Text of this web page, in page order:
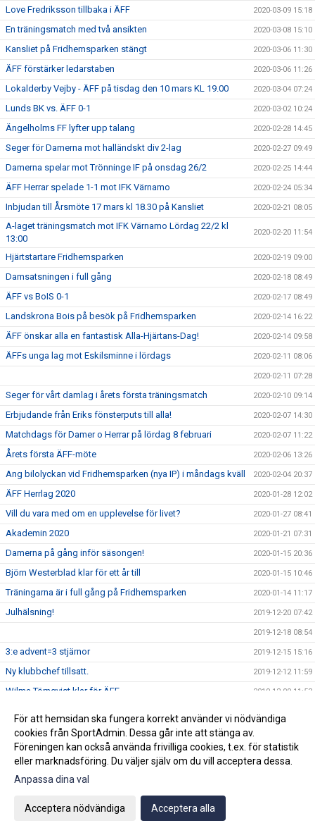
Love Fredriksson tillbaka i ÄFF 2020-03-09 15:18
En träningsmatch med två ansikten 2020-03-08 15:10
Kansliet på Fridhemsparken stängt 2020-03-06 11:30
ÄFF förstärker ledarstaben 2020-03-06 11:26
Lokalderby Vejby - ÄFF på tisdag den 10 mars KL 19.00 2020-03-04 07:24
Lunds BK vs. ÄFF 0-1 2020-03-02 10:24
Ängelholms FF lyfter upp talang 2020-02-28 14:45
Seger för Damerna mot halländskt div 2-lag 2020-02-27 09:49
Damerna spelar mot Trönninge IF på onsdag 26/2 2020-02-25 14:44
ÄFF Herrar spelade 1-1 mot IFK Värnamo 2020-02-24 05:34
Inbjudan till Årsmöte 17 mars kl 18.30 på Kansliet 2020-02-21 08:05
A-laget träningsmatch mot IFK Värnamo Lördag 22/2 kl
13:00
2020-02-20 11:54
Hjärtstartare Fridhemsparken 2020-02-19 09:00
Damsatsningen i full gång 2020-02-18 08:49
ÄFF vs BoIS 0-1 2020-02-17 08:49
Landskrona Bois på besök på Fridhemsparken 2020-02-14 16:22
ÄFF önskar alla en fantastisk Alla-Hjärtans-Dag! 2020-02-14 09:58
ÄFFs unga lag mot Eskilsminne i lördags 2020-02-11 08:06
2020-02-11 07:28
Seger för vårt damlag i årets första träningsmatch 2020-02-10 09:14
Erbjudande från Eriks fönsterputs till alla! 2020-02-07 14:30
Matchdags för Damer o Herrar på lördag 8 februari 2020-02-07 11:22
Årets första ÄFF-möte 2020-02-06 13:26
Ang bilolyckan vid Fridhemsparken (nya IP) i måndags kväll 2020-02-04 20:37
ÄFF Herrlag 2020 2020-01-28 12:02
Vill du vara med om en upplevelse för livet? 2020-01-27 08:41
Akademin 2020 2020-01-21 07:31
Damerna på gång inför säsongen! 2020-01-15 20:36
Björn Westerblad klar för ett år till 2020-01-15 10:46
Träningarna är i full gång på Fridhemsparken 2020-01-14 11:17
Julhälsning! 2019-12-20 07:42
2019-12-18 08:54
3:e advent=3 stjärnor 2019-12-15 15:16
Ny klubbchef tillsatt. 2019-12-12 11:59
Wilma Törnqvist klar för ÄFF 2019-12-09 11:53
Sista veckan för akademin innan vinteruppehåll 2019-11-25 08:34
Ge bort en sportig dröm!
Köp din Bingolott av vårt P13 lag
För att hemsidan ska fungera korrekt använder vi nödvändiga
cookies från SportAdmin. Dessa går inte att stänga av.
Föreningen kan också använda frivilliga cookies, t.ex. för statistik
eller marknadsföring. Du väljer själv om du vill acceptera dessa.
Anpassa dina val
Acceptera nödvändiga Acceptera alla